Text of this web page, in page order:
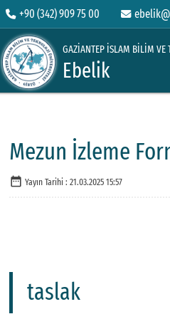
+90 (342) 909 75 00
GAZİANTEP İSLAM BİLİM VE
Ebelik
Mezun İzleme
date_range Yayın Tarihi : 21.03.2025 15:57
taslak